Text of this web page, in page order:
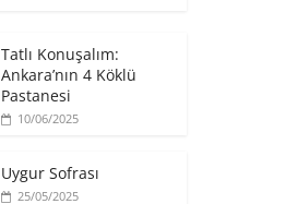
Tatlı Konuşalım:
Ankara’nın 4 Köklü
Pastanesi
10/06/2025
Uygur Sofrası
25/05/2025